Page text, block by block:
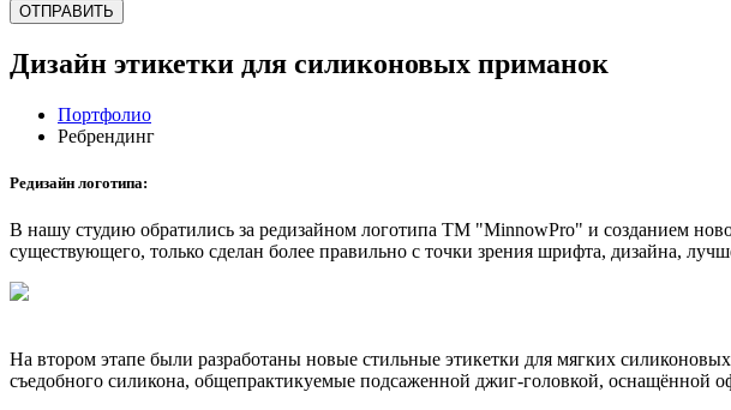
ОТПРАВИТЬ
Дизайн этикетки для силиконовых приманок
Портфолио
Ребрендинг
Редизайн логотипа:
В нашу студию обратились за редизайном логотипа ТМ "MinnowPro" и созданием
существующего, только сделан более правильно с точки зрения шрифта, дизайна,
На втором этапе были разработаны новые стильные этикетки для мягких
съедобного силикона, общепрактикуемые подсаженной джиг-головкой, оснащённой